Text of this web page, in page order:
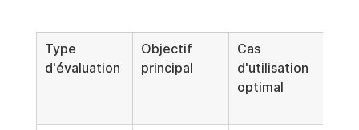
Type
d'évaluation
Objectif
principal
Cas
d'utilisation
optimal